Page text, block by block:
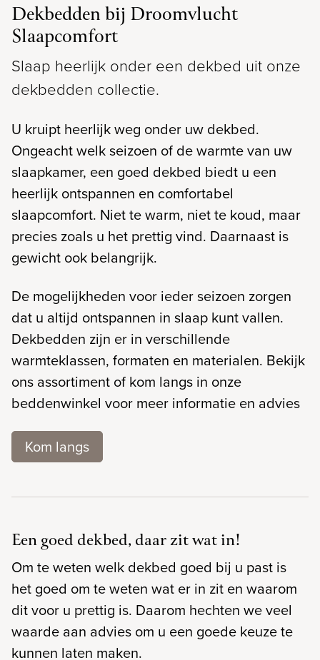
Dekbedden bij Droomvlucht
Slaapcomfort
Slaap heerlijk onder een dekbed uit onze
dekbedden collectie.
U kruipt heerlijk weg onder uw dekbed.
Ongeacht welk seizoen of de warmte van uw
slaapkamer, een goed dekbed biedt u een
heerlijk ontspannen en comfortabel
slaapcomfort. Niet te warm, niet te koud, maar
precies zoals u het prettig vind. Daarnaast is
gewicht ook belangrijk.
De mogelijkheden voor ieder seizoen zorgen
dat u altijd ontspannen in slaap kunt vallen.
Dekbedden zijn er in verschillende
warmteklassen, formaten en materialen. Bekijk
ons assortiment of kom langs in onze
beddenwinkel voor meer informatie en advies
Kom langs
Een goed dekbed, daar zit wat in!
Om te weten welk dekbed goed bij u past is
het goed om te weten wat er in zit en waarom
dit voor u prettig is. Daarom hechten we veel
waarde aan advies om u een goede keuze te
kunnen laten maken.